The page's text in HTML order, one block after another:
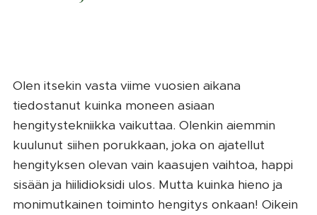
Olen itsekin vasta viime vuosien aikana
tiedostanut kuinka moneen asiaan
hengitystekniikka vaikuttaa. Olenkin aiemmin
kuulunut siihen porukkaan, joka on ajatellut
hengityksen olevan vain kaasujen vaihtoa, happi
sisään ja hiilidioksidi ulos. Mutta kuinka hieno ja
monimutkainen toiminto hengitys onkaan! Oikein